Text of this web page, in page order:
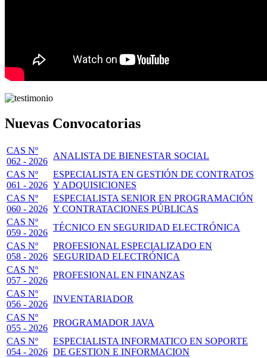
Nuevas Convocatorias
CAS Nº
062 - 2026
ANALISTA DE BIENESTAR SOCIAL
CAS Nº
061 - 2026
ESPECIALISTA EN GESTIÓN DE CONTRATOS
Y ADQUISICIONES
CAS Nº
060 - 2026
ESPECIALISTA SENIOR EN PROGRAMACIÓN
Y CONTRATACIONES PÚBLICAS
CAS Nº
059 - 2026
TÉCNICO EN SEGURIDAD ELECTRÓNICA
CAS Nº
058 - 2026
PROFESIONAL ESPECIALIZADO EN
SEGURIDAD ELECTRÓNICA
CAS Nº
057 - 2026
PROFESIONAL EN FINANZAS
CAS Nº
056 - 2026
INVENTARIADOR
CAS Nº
055 - 2026
PROGRAMADOR JAVA
CAS Nº
054 - 2026
ESPECIALISTA INFORMATICO EN SOPORTE
DE GESTION E INFORMACION